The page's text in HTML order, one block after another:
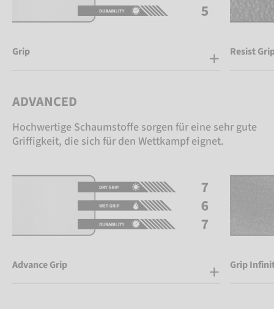
Grip Resist
ADVANCED
Hochwertige Schaumstoffe sorgen für eine sehr gute
Griffigkeit, die sich für den Wettkampf eignet.
Advance Grip Grip